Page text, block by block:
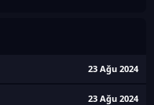
23 Ağu 2024
23 Ağu 2024